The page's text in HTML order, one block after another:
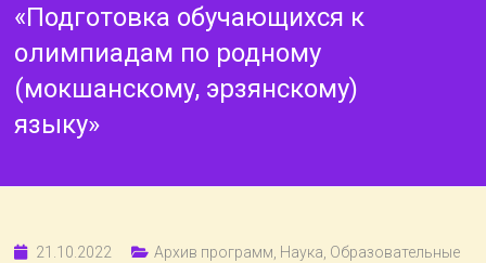
«Подготовка обучающихся к
олимпиадам по родному
(мокшанскому, эрзянскому)
языку»
21.10.2022 Архив программ Наука Образовательные